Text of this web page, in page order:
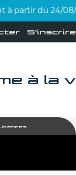
à partir du 24/
S'inscrire
à la